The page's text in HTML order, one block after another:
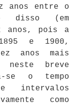
anos entre o
disso (em
anos, pois a
e 1900,
anos mais
breve
se o tempo
intervalos
como